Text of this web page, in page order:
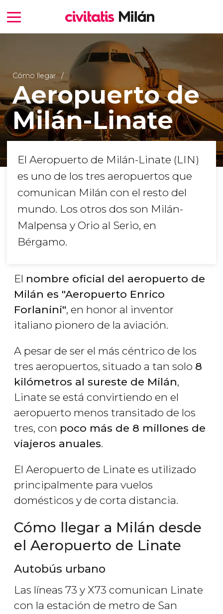
Cómo llegar
Aeropuerto de
Milán-Linate
El Aeropuerto de Milán-Linate (LIN)
es uno de los tres aeropuertos que
comunican Milán con el resto del
mundo. Los otros dos son Milán-
Malpensa y Orio al Serio, en
Bérgamo.
El nombre oficial del aeropuerto de
Milán es "Aeropuerto Enrico
Forlanini", en honor al inventor
italiano pionero de la aviación.
A pesar de ser el más céntrico de los
tres aeropuertos, situado a tan solo 8
kilómetros al sureste de Milán,
Linate se está convirtiendo en el
aeropuerto menos transitado de los
tres, con poco más de 8 millones de
viajeros anuales.
El Aeropuerto de Linate es utilizado
principalmente para vuelos
domésticos y de corta distancia.
Cómo llegar a Milán desde
el Aeropuerto de Linate
Autobús urbano
Las líneas 73 y X73 comunican Linate
con la estación de metro de San